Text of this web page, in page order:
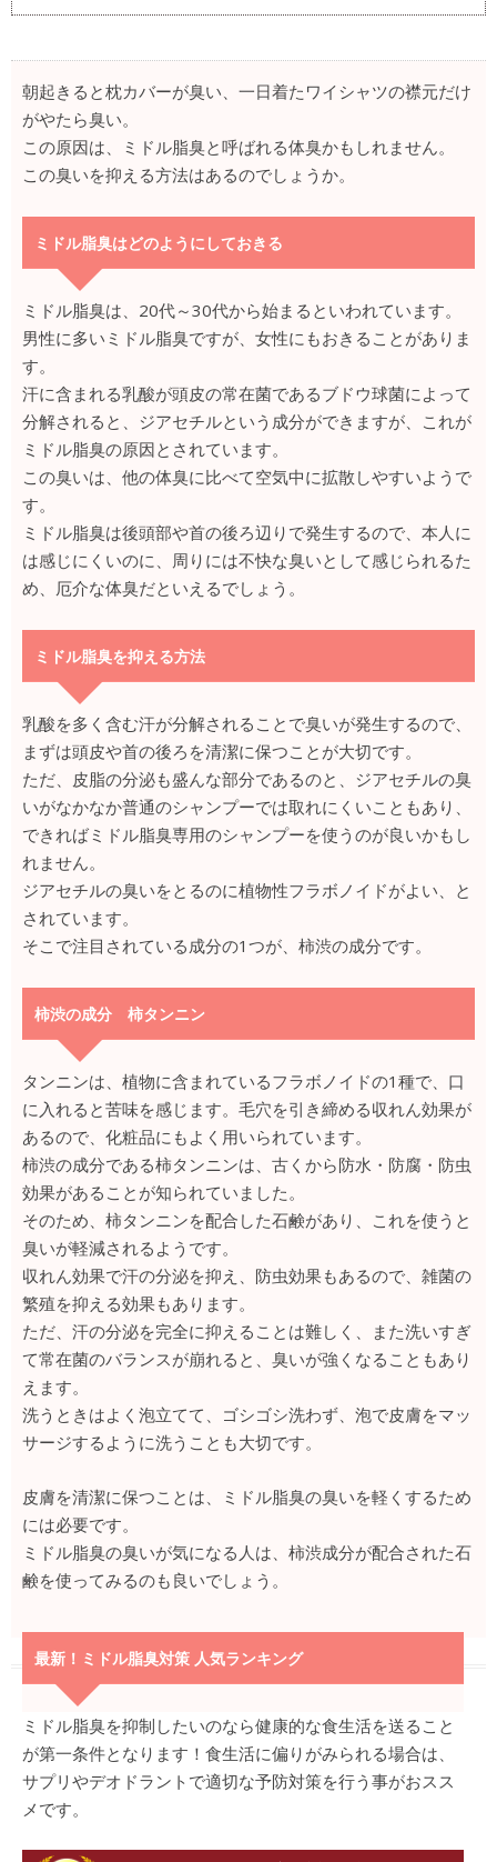
朝起きると枕カバーが臭い、一日着たワイシャツの襟元だけ
がやたら臭い。
この原因は、ミドル脂臭と呼ばれる体臭かもしれません。
この臭いを抑える方法はあるのでしょうか。
ミドル脂臭はどのようにしておきる
ミドル脂臭は、20代～30代から始まるといわれています。
男性に多いミドル脂臭ですが、女性にもおきることがありま
す。
汗に含まれる乳酸が頭皮の常在菌であるブドウ球菌によって
分解されると、ジアセチルという成分ができますが、これが
ミドル脂臭の原因とされています。
この臭いは、他の体臭に比べて空気中に拡散しやすいようで
す。
ミドル脂臭は後頭部や首の後ろ辺りで発生するので、本人に
は感じにくいのに、周りには不快な臭いとして感じられるた
め、厄介な体臭だといえるでしょう。
ミドル脂臭を抑える方法
乳酸を多く含む汗が分解されることで臭いが発生するので、
まずは頭皮や首の後ろを清潔に保つことが大切です。
ただ、皮脂の分泌も盛んな部分であるのと、ジアセチルの臭
いがなかなか普通のシャンプーでは取れにくいこともあり、
できればミドル脂臭専用のシャンプーを使うのが良いかもし
れません。
ジアセチルの臭いをとるのに植物性フラボノイドがよい、と
されています。
そこで注目されている成分の1つが、柿渋の成分です。
柿渋の成分 柿タンニン
タンニンは、植物に含まれているフラボノイドの1種で、口
に入れると苦味を感じます。毛穴を引き締める収れん効果が
あるので、化粧品にもよく用いられています。
柿渋の成分である柿タンニンは、古くから防水・防腐・防虫
効果があることが知られていました。
そのため、柿タンニンを配合した石鹸があり、これを使うと
臭いが軽減されるようです。
収れん効果で汗の分泌を抑え、防虫効果もあるので、雑菌の
繁殖を抑える効果もあります。
ただ、汗の分泌を完全に抑えることは難しく、また洗いすぎ
て常在菌のバランスが崩れると、臭いが強くなることもあり
えます。
洗うときはよく泡立てて、ゴシゴシ洗わず、泡で皮膚をマッ
サージするように洗うことも大切です。
皮膚を清潔に保つことは、ミドル脂臭の臭いを軽くするため
には必要です。
ミドル脂臭の臭いが気になる人は、柿渋成分が配合された石
鹸を使ってみるのも良いでしょう。
最新！ミドル脂臭対策 人気ランキング
ミドル脂臭を抑制したいのなら健康的な食生活を送ること
が第一条件となります！食生活に偏りがみられる場合は、
サプリやデオドラントで適切な予防対策を行う事がおスス
メです。